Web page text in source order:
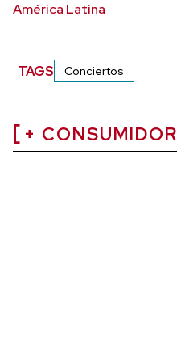
América Latina
TAGS Conciertos
+ CONSUMIDOR